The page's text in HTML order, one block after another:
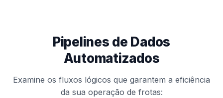
Pipelines de Dados
Automatizados
Examine os fluxos lógicos que garantem a eficiência
da sua operação de frotas: